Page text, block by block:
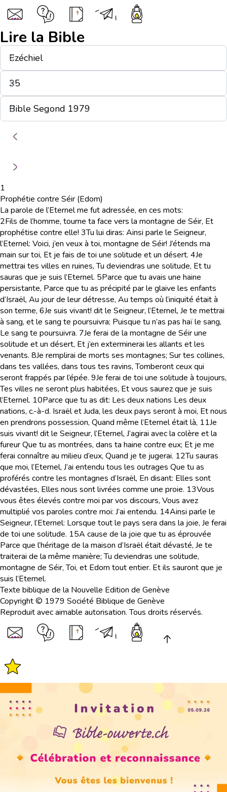
Lire la Bible
1
Prophétie contre Séir (Edom)
La parole de l’Eternel me fut adressée, en ces mots:
2Fils de l’homme, tourne ta face vers la montagne de Séir, Et
prophétise contre elle! 3Tu lui diras: Ainsi parle le Seigneur,
l’Eternel: Voici, j’en veux à toi, montagne de Séir! J’étends ma
main sur toi, Et je fais de toi une solitude et un désert. 4Je
mettrai tes villes en ruines, Tu deviendras une solitude, Et tu
sauras que je suis l’Eternel. 5Parce que tu avais une haine
persistante, Parce que tu as précipité par le glaive les enfants
d’Israël, Au jour de leur détresse, Au temps où l’iniquité était à
son terme, 6Je suis vivant! dit le Seigneur, l’Eternel, Je te mettrai
à sang, et le sang te poursuivra; Puisque tu n’as pas haï le sang,
Le sang te poursuivra. 7Je ferai de la montagne de Séir une
solitude et un désert, Et j’en exterminerai les allants et les
venants. 8Je remplirai de morts ses montagnes; Sur tes collines,
dans tes vallées, dans tous tes ravins, Tomberont ceux qui
seront frappés par l’épée. 9Je ferai de toi une solitude à toujours,
Tes villes ne seront plus habitées, Et vous saurez que je suis
l’Eternel. 10Parce que tu as dit: Les deux nations Les deux
nations, c.-à-d. Israël et Juda, les deux pays seront à moi, Et nous
en prendrons possession, Quand même l’Eternel était là, 11Je
suis vivant! dit le Seigneur, l’Eternel, J’agirai avec la colère et la
fureur Que tu as montrées, dans ta haine contre eux; Et je me
ferai connaître au milieu d’eux, Quand je te jugerai. 12Tu sauras
que moi, l’Eternel, J’ai entendu tous les outrages Que tu as
proférés contre les montagnes d’Israël, En disant: Elles sont
dévastées, Elles nous sont livrées comme une proie. 13Vous
vous êtes élevés contre moi par vos discours, Vous avez
multiplié vos paroles contre moi: J’ai entendu. 14Ainsi parle le
Seigneur, l’Eternel: Lorsque tout le pays sera dans la joie, Je ferai
de toi une solitude. 15A cause de la joie que tu as éprouvée
Parce que l’héritage de la maison d’Israël était dévasté, Je te
traiterai de la même manière; Tu deviendras une solitude,
montagne de Séir, Toi, et Edom tout entier. Et ils sauront que je
suis l’Eternel.
Texte biblique de la Nouvelle Edition de Genève
Copyright © 1979 Société Biblique de Genève
Reproduit avec aimable autorisation. Tous droits réservés.